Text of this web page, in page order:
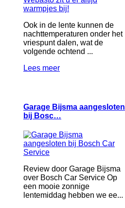
Ook in de lente kunnen de
nachttemperaturen onder het
vriespunt dalen, wat de
volgende ochtend ...
Lees meer
Garage Bijsma aangesloten
bij Bosc…
Review door Garage Bijsma
over Bosch Car Service Op
een mooie zonnige
lentemiddag hebben we ee...